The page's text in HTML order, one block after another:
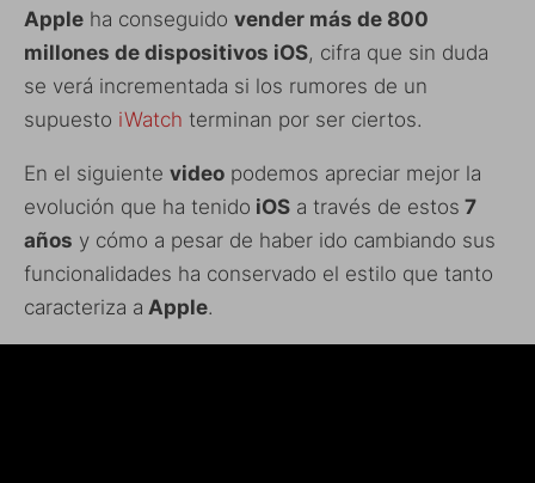
Apple ha conseguido vender más de 800
millones de dispositivos iOS, cifra que sin duda
se verá incrementada si los rumores de un
supuesto iWatch terminan por ser ciertos.
En el siguiente video podemos apreciar mejor la
evolución que ha tenido iOS a través de estos 7
años y cómo a pesar de haber ido cambiando sus
funcionalidades ha conservado el estilo que tanto
caracteriza a Apple.